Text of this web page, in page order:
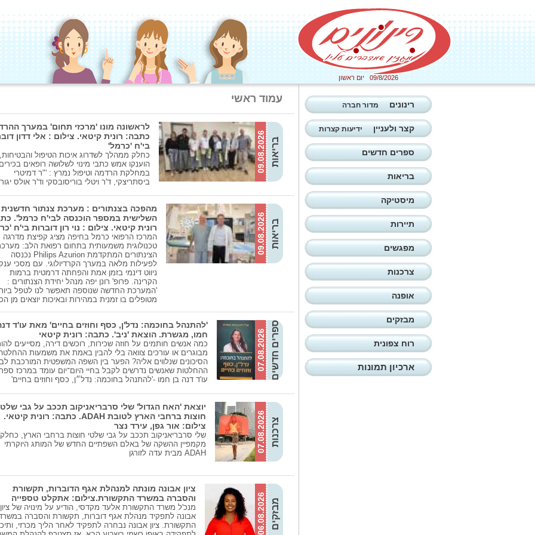
09/8/2026 יום ראשון
עמוד ראשי
09.08.2026 בריאות
לראשונה מונו 'מרכזי תחום' במערך
כתבה: רונית קיטאי. צילום : אלי דדון
בי'ח 'כרמל'
כחלק ממהלך לשדרוג איכות הטיפול והבטיחות,
הוענקו אמש כתבי מינוי לשלושה רופאים בכירים
במחלקת הרדמה וטיפול נמרץ : '"ר דמיטרי
ביסתריצקי, ד'ר ויטלי בוריסובסקי וד'ר אולס
09.08.2026 בריאות
מהפכה בצנתורים : מערכת צנתור חדשנית
השלישית במספר הוכנסה לבי'ח כרמל'.
רונית קיטאי. צילום : נוי רון דוברות בי'ח
המרכז הרפואי כרמל בחיפה מציג קפיצת מדרגה
טכנולוגית משמעותית בתחום רפואת הלב:
הצינתורים המתקדמת Philips Azurion נכנסה
לפעילות מלאה במערך הקרדיולוגי. עם מסכי
ניווט דינמי בזמן אמת והפחתה דרמטית ברמות
הקרינה. פרופ' רונן יפה מנהל יחידת הצנתורים :
'המערכת החדשה שנוספה תאפשר לנו לטפל
מטופלים בו זמנית במהירות ובאיכות יוצאים מן
07.08.2026ספרים חדשים
'להתנהל בחוכמה: נדל'ן, כסף וחוזים בחיים' מאת עו'ד
חמו, מגשרת. הוצאת 'ניב'. כתבה: רונית קיטאי
כמה אנשים חותמים על חוזה שכירות, רוכשים דירה, מסייעים
מבוגרים או עורכים צוואה בלי להבין באמת את משמעות
הסיכונים שנלווים אליה? הפער בין השפה המשפטית המורכבת
ההחלטות שאנשים נדרשים לקבל בחיי היום־יום עומד במרכז
עו'ד דנה בן חמו -'להתנהל בחוכמה: נדל״ן, כסף וחוזים בחיים'
07.08.2026 צרכנות
יוצאת 'האח הגדול' שלי סרבריאניקוב תככב על גבי
חוצות ברחבי הארץ לטובת ADAH. כתבה: רונית קיטאי.
צילום: אור גפן, עירד נצר
שלי סרבריאניקוב תככב על גבי שלטי חוצות ברחבי הארץ, כחלק
מקמפיין ההשקה של באלם השפתיים החדש של המותג היוקרתי
ADAH מבית עדה לזורגן
06.08.2026 מבזקים
ציון אבונה מונתה למנהלת אגף הדוברות, תקשורת
והסברה במשרד התקשורת.צילום: אתקלט טספייה
מנכ'ל משרד התקשורת אלעד מקדסי, הודיע על מינויה של ציון
אבונה לתפקיד מנהלת אגף דוברות, תקשורת והסברה
התקשורת. ציון אבונה נבחרה לתפקיד לאחר הליך מכרזי,
רינונים מדור חברה
קצר ולעניין ידיעות קצרות
ספרים חדשים
בריאות
מיסטיקה
תיירות
מפגשים
צרכנות
אופנה
מבזקים
רוח צפונית
ארכיון תמונות